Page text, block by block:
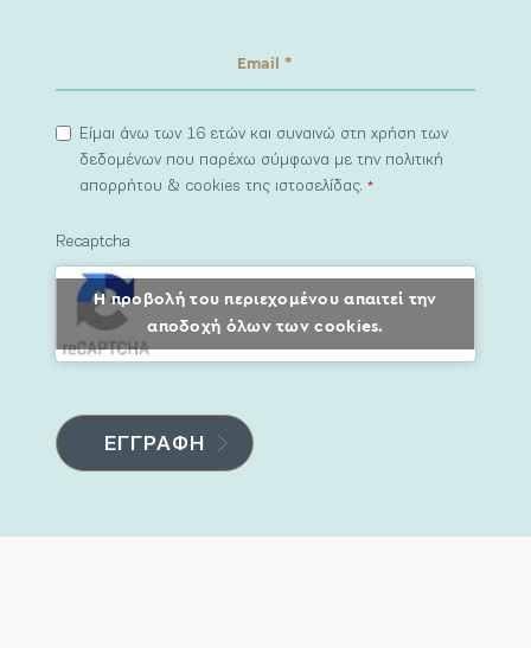
Είμαι άνω των 16 ετών και συναινώ στη χρήση των
δεδομένων που παρέχω σύμφωνα με την πολιτική
απορρήτου & cookies της ιστοσελίδας.*
Recaptcha
Η προβολή του περιεχομένου απαιτεί την
αποδοχή όλων των cookies.